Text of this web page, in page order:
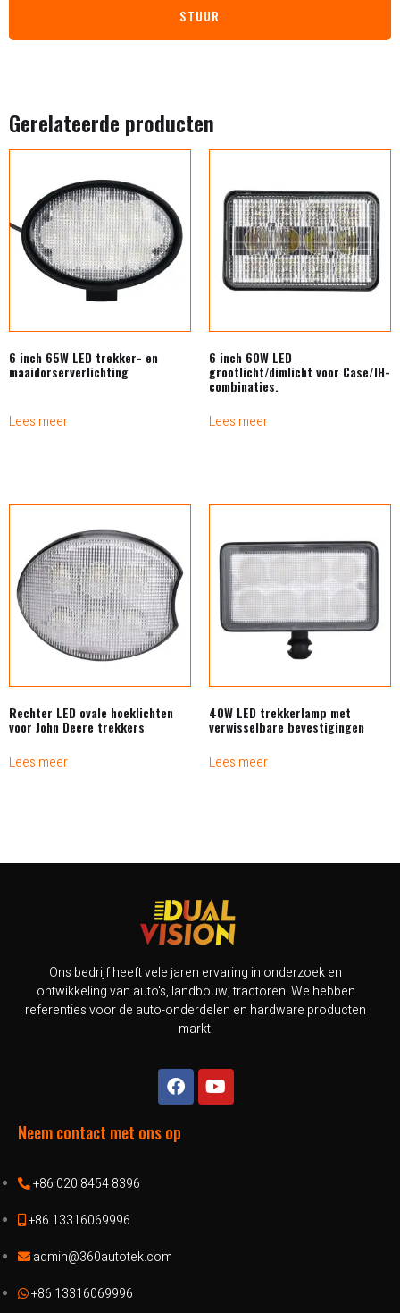
STUUR
Gerelateerde producten
6 inch 65W LED trekker- en
maaidorserverlichting
Lees meer
6 inch 60W LED
grootlicht/dimlicht voor Case/IH-
combinaties.
Lees meer
Rechter LED ovale hoeklichten
voor John Deere trekkers
Lees meer
40W LED trekkerlamp met
verwisselbare bevestigingen
Lees meer
Ons bedrijf heeft vele jaren ervaring in onderzoek en
ontwikkeling van auto's, landbouw, tractoren. We hebben
referenties voor de auto-onderdelen en hardware producten
markt.
Neem contact met ons op
+86 020 8454 8396
+86 13316069996
admin@360autotek.com
+86 13316069996